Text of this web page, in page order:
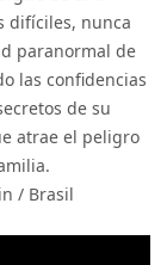
difíciles, nunca
paranormal de
las confidencias
de su
atrae el peligro
/ Brasil